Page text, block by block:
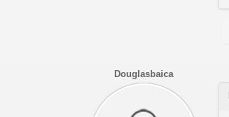
Douglasbaica